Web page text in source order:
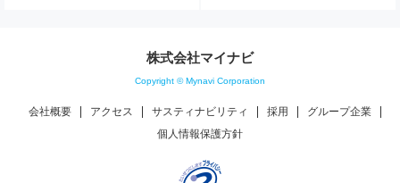
株式会社マイナビ
Copyright © Mynavi Corporation
会社概要 アクセス サスティナビリティ 採用
グループ企業
個人情報保護方針